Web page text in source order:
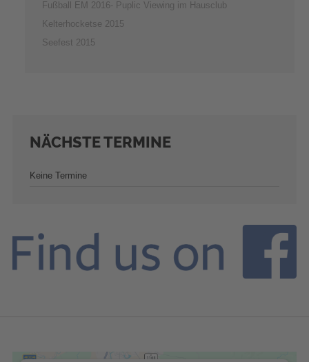
Fußball EM 2016- Puplic Viewing im Hausclub
Kelterhocketse 2015
Seefest 2015
NÄCHSTETERMINE
Keine Termine